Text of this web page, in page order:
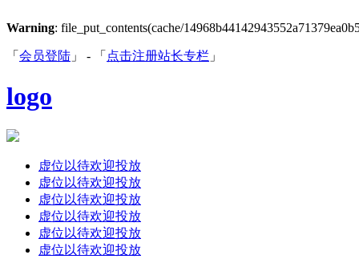
Warning: file_put_contents(cache/
「 会员登陆 」 - 「 点击注册站长专栏 」
logo
虚位以待欢迎投放
虚位以待欢迎投放
虚位以待欢迎投放
虚位以待欢迎投放
虚位以待欢迎投放
虚位以待欢迎投放